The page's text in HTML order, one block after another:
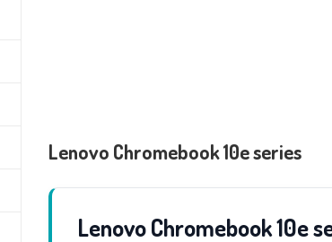
Lenovo Chromebook 10e series
Lenovo Chromebook 10e